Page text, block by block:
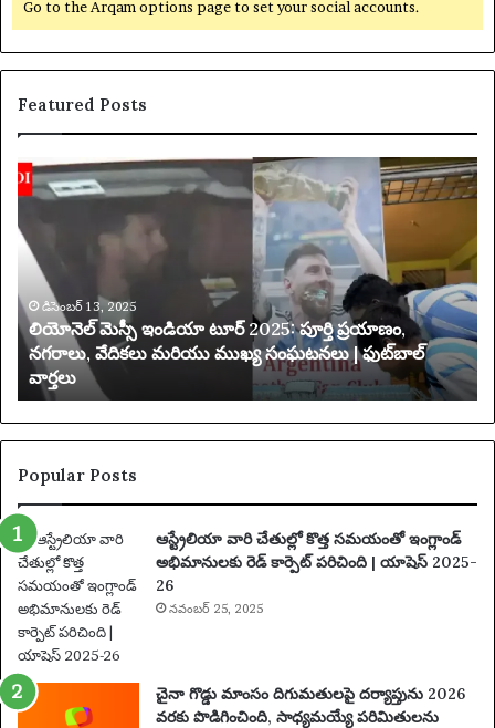
Go to the Arqam options page to set your social accounts.
Featured Posts
లి
యో
ల్
మె
ఇం
డి
యా
టూ
ర్
2
0
2
:
పూ
ర్తి
ప్ర
యా
ణం
,
న
గ
డిసెంబర్ 13, 2025
లియోనెల్ మెస్సీ ఇండియా టూర్ 2025: పూర్తి ప్రయాణం,
నగరాలు, వేదికలు మరియు ముఖ్య సంఘటనలు | ఫుట్‌బాల్
వార్తలు
ది
Popular Posts
ఆస్ట్రేలియా వారి చేతుల్లో కొత్త సమయంతో ఇంగ్లాండ్
అభిమానులకు రెడ్ కార్పెట్ పరిచింది | యాషెస్ 2025-
26
నవంబర్ 25, 2025
చైనా గొడ్డు మాంసం దిగుమతులపై దర్యాప్తును 2026
వరకు పొడిగించింది, సాధ్యమయ్యే పరిమితులను